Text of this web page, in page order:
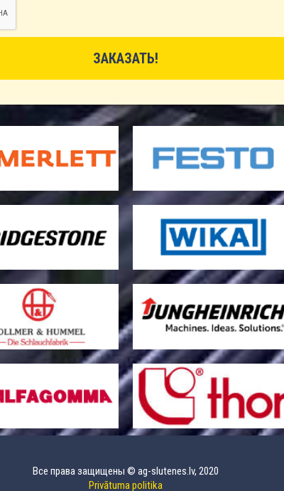
Все права защищены © ag-slutenes.lv, 2020
Privātuma politika